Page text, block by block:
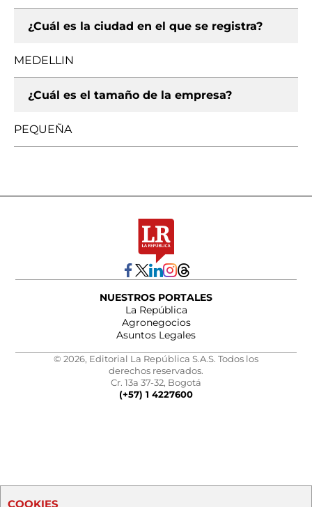
¿Cuál es la ciudad en el que se registra?
MEDELLIN
¿Cuál es el tamaño de la empresa?
PEQUEÑA
NUESTROS PORTALES
La República
Agronegocios
Asuntos Legales
© 2026, Editorial La República S.A.S. Todos los
derechos reservados.
Cr. 13a 37-32, Bogotá
(+57) 1 4227600
COOKIES